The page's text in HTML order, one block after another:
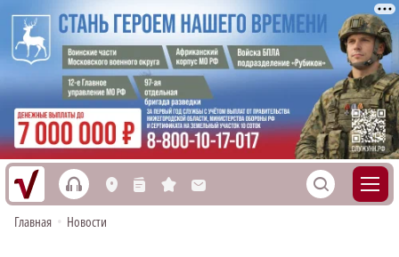
h L n s M S
Главная • Новости